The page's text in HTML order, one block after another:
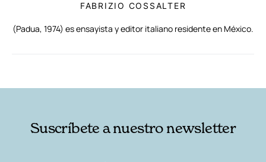
FABRIZIO COSSALTER
(Padua, 1974) es ensayista y editor italiano residente en México.
Suscríbete a nuestro newsletter